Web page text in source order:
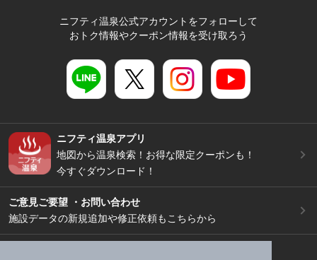
ニフティ温泉公式アカウントをフォローして
おトク情報やクーポン情報を受け取ろう
ニフティ温泉アプリ
地図から温泉検索！お得な限定クーポンも！
今すぐダウンロード！
ご意見ご要望 ・お問い合わせ
施設データの新規追加や修正依頼もこちらから